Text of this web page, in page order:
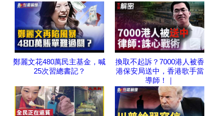
鄭麗文花480萬民主基金，喊
25次習總書記？
換取不起訴？7000港人被香
港保安局送中，香港歌手當
導師！｜